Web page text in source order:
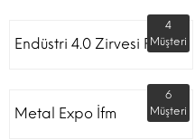
Endüstri 4.0 Zirvesi Fuarı
4
Müşteri
Metal Expo İfm
6
Müşteri